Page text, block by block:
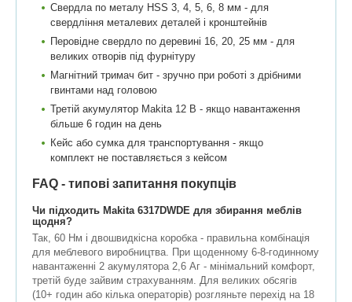
Свердла по металу HSS 3, 4, 5, 6, 8 мм - для
свердління металевих деталей і кронштейнів
Перовідне свердло по деревині 16, 20, 25 мм - для
великих отворів під фурнітуру
Магнітний тримач бит - зручно при роботі з дрібними
гвинтами над головою
Третій акумулятор Makita 12 В - якщо навантаження
більше 6 годин на день
Кейс або сумка для транспортування - якщо
комплект не поставляється з кейсом
FAQ - типові запитання покупців
Чи підходить Makita 6317DWDE для збирання меблів
щодня?
Так, 60 Нм і двошвидкісна коробка - правильна комбінація
для меблевого виробництва. При щоденному 6-8-годинному
навантаженні 2 акумулятора 2,6 Аг - мінімальний комфорт,
третій буде зайвим страхуванням. Для великих обсягів
(10+ годин або кілька операторів) розгляньте перехід на 18